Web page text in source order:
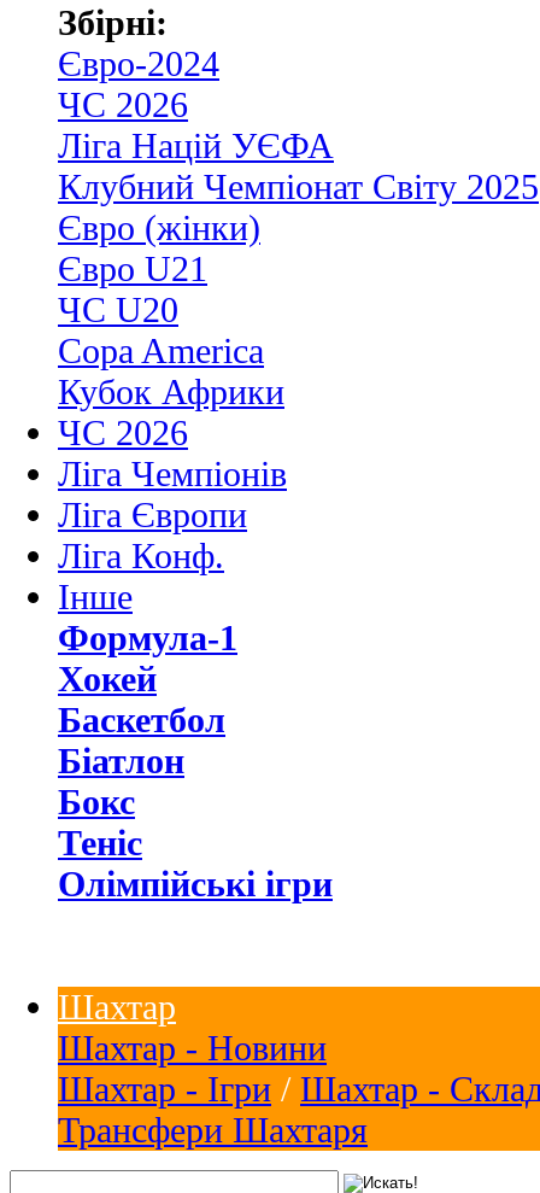
Збірні:
Євро-2024
ЧС 2026
Ліга Націй УЄФА
Клубний Чемпіонат Світу 2025
Євро (жінки)
Євро U21
ЧС U20
Copa America
Кубок Африки
ЧС 2026
Ліга Чемпіонів
Ліга Європи
Ліга Конф.
Інше
Формула-1
Хокей
Баскетбол
Біатлон
Бокс
Теніс
Олімпійські ігри
Шахтар
Шахтар - Новини
Шахтар - Ігри / Шахтар -
Трансфери Шахтаря